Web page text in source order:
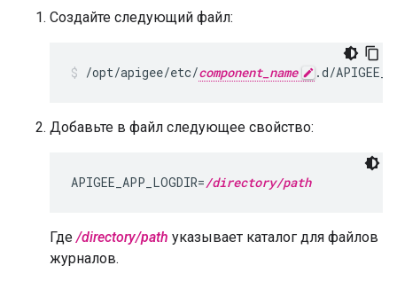
Создайте следующий файл:
/opt/apigee/etc/component_name .d/
Добавьте в файл следующее свойство:
APIGEE_APP_LOGDIR=/directory/path
Где/directory/path указывает каталог для файлов
журналов.